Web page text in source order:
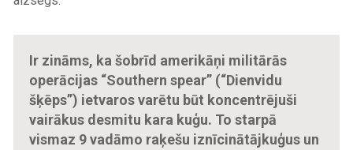
Ir zināms, ka šobrīd amerikāņi militārās
operācijas “Southern spear” (“Dienvidu
šķēps”) ietvaros varētu būt koncentrējuši
vairākus desmitu kara kuģu. To starpā
vismaz 9 vadāmo raķešu iznīcinātājkuģus un